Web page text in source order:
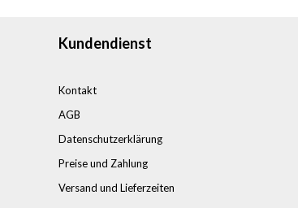
Kundendienst
Kontakt
AGB
Datenschutzerklärung
Preise und Zahlung
Versand und Lieferzeiten